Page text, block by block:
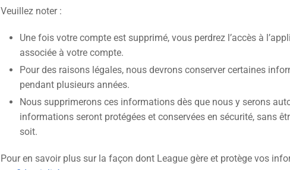
Veuillez noter :
Une fois votre compte est supprimé, vous perdrez l’accès à
associée à votre compte.
Pour des raisons légales, nous devrons conserver certaines
pendant plusieurs années.
Nous supprimerons ces informations dès que nous y serons
informations seront protégées et conservées en sécurité, sans
soit.
Pour en savoir plus sur la façon dont League gère et protège vos